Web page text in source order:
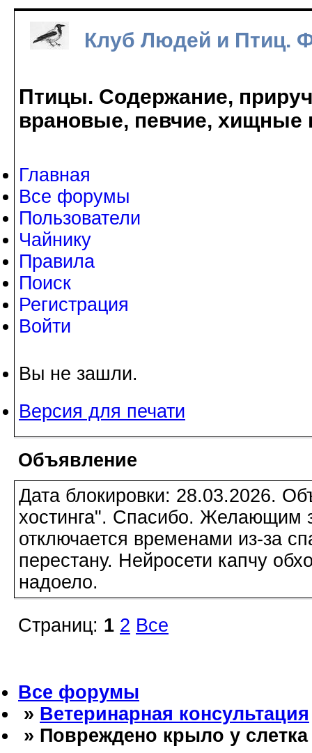
Клуб Людей и Птиц.
Птицы. Содержание,
врановые, певчие, хищные
Главная
Все форумы
Пользователи
Чайнику
Правила
Поиск
Регистрация
Войти
Вы не зашли.
Версия для печати
Объявление
Дата блокировки: 28.03.2026.
хостинга". Спасибо. Желающим
отключается временами из-за
перестану. Нейросети капчу
надоело.
Страниц: 1 2 Все
Все форумы
» Ветеринарная консультация
» Повреждено крыло у